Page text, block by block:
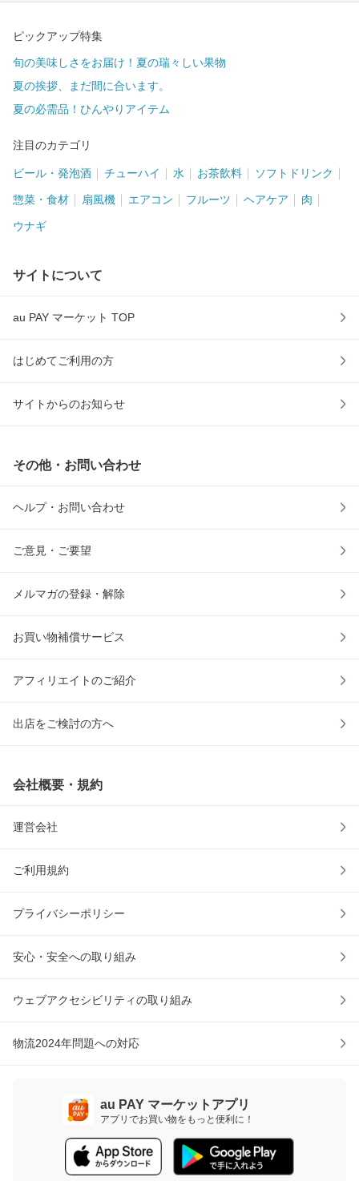
ピックアップ特集
旬の美味しさをお届け！夏の瑞々しい果物
夏の挨拶、まだ間に合います。
夏の必需品！ひんやりアイテム
注目のカテゴリ
ビール・発泡酒 チューハイ 水 お茶飲料 ソフトドリンク
惣菜・食材 扇風機 エアコン フルーツ ヘアケア 肉
ウナギ
サイトについて
au PAY マーケット TOP
はじめてご利用の方
サイトからのお知らせ
その他・お問い合わせ
ヘルプ・お問い合わせ
ご意見・ご要望
メルマガの登録・解除
お買い物補償サービス
アフィリエイトのご紹介
出店をご検討の方へ
会社概要・規約
運営会社
ご利用規約
プライバシーポリシー
安心・安全への取り組み
ウェブアクセシビリティの取り組み
物流2024年問題への対応
au PAY マーケットアプリ
アプリでお買い物をもっと便利に！